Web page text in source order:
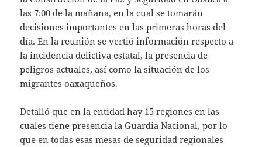
las 7:00 de la mañana, en la cual se tomarán
decisiones importantes en las primeras horas del
día. En la reunión se vertió información respecto a
la incidencia delictiva estatal, la presencia de
peligros actuales, así como la situación de los
migrantes oaxaqueños.
Detalló que en la entidad hay 15 regiones en las
cuales tiene presencia la Guardia Nacional, por lo
que en todas esas mesas de seguridad regionales